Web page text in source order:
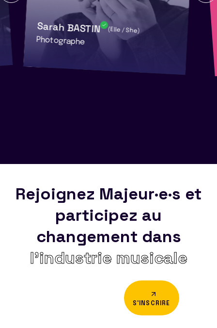
Sarah BASTIN (Elle / She)
Photographe
Rejoignez Majeur·e·s et
participez au
changement dans
l’industrie musicale
S'INSCRIRE